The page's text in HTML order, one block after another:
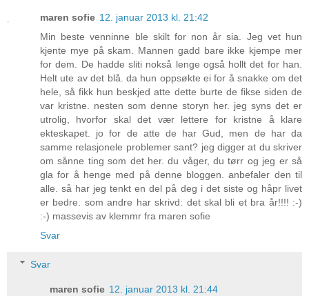
maren sofie 12. januar 2013 kl. 21:42
Min beste venninne ble skilt for non år sia. Jeg vet hun
kjente mye på skam. Mannen gadd bare ikke kjempe mer
for dem. De hadde sliti nokså lenge også hollt det for han.
Helt ute av det blå. da hun oppsøkte ei for å snakke om det
hele, så fikk hun beskjed atte dette burte de fikse siden de
var kristne. nesten som denne storyn her. jeg syns det er
utrolig, hvorfor skal det vær lettere for kristne å klare
ekteskapet. jo for de atte de har Gud, men de har da
samme relasjonele problemer sant? jeg digger at du skriver
om sånne ting som det her. du våger, du tørr og jeg er så
gla for å henge med på denne bloggen. anbefaler den til
alle. så har jeg tenkt en del på deg i det siste og håpr livet
er bedre. som andre har skrivd: det skal bli et bra år!!!! :-)
:-) massevis av klemmr fra maren sofie
Svar
Svar
maren sofie 12. januar 2013 kl. 21:44